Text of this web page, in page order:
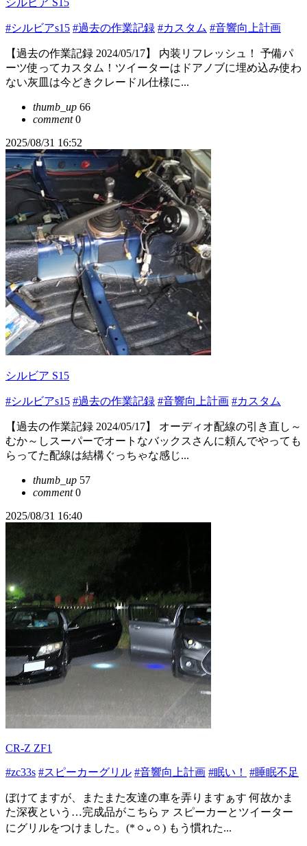
シルビア S15
#シルビアs15 #過去の作業記録 #カスタム #音響向上計画
【過去の作業記録 2024/05/17】 内装リフレッシュ！ 予備パ
ーツ使ってカスタム！ツイーターはドアノブに埋め込み使わ
ない灰皿は今どきクレードル仕様に...
thumb_up 66
comment0
2025/08/31 16:52
シルビア S15
#シルビアs15 #過去の作業記録 #音響向上計画 #カスタム
【過去の作業記録 2024/05/17】 オーディオ配線の引き直し～
むか～しスーパーでオートなバックスさんに頼んでやっても
らってた配線は結構ぐっちゃな感じ...
thumb_up 57
comment0
2025/08/31 16:40
CR-Z ZF1
#zc33s #スピーカーグリル #音響向上計画 #眠い！ #睡眠不足
ぼけてますが、またまた友達の車を弄りますぁす 何故かま
た深夜という…完成品がこちらァ スピーカーとツイーター
にグリルをつけました。(*ㆁ᎑ㆁ) もう慣れた...